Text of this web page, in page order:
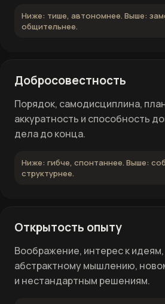
Ниже: тише, автономнее. Выше:
общительнее.
Добросовестность
Порядок, самодисциплина,
аккуратность и способность
дела до конца.
Ниже: гибче, спонтаннее. Выше:
структурнее.
Открытость опыту
Воображение, интерес к идеям,
абстрактному мышлению,
и нестандартным решениям.